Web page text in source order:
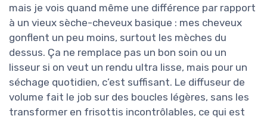
mais je vois quand même une différence par rapport
à un vieux sèche-cheveux basique : mes cheveux
gonflent un peu moins, surtout les mèches du
dessus. Ça ne remplace pas un bon soin ou un
lisseur si on veut un rendu ultra lisse, mais pour un
séchage quotidien, c’est suffisant. Le diffuseur de
volume fait le job sur des boucles légères, sans les
transformer en frisottis incontrôlables, ce qui est